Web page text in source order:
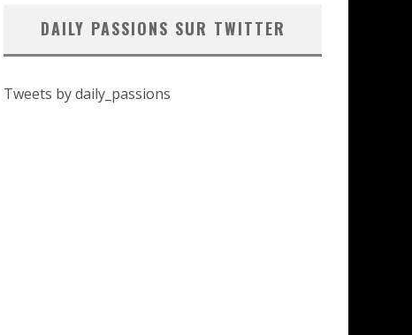
DAILY PASSIONS SUR TWITTER
Tweets by daily_passions